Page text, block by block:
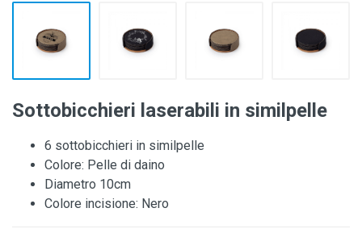
Sottobicchieri laserabili in similpelle
6 sottobicchieri in similpelle
Colore: Pelle di daino
Diametro 10cm
Colore incisione: Nero